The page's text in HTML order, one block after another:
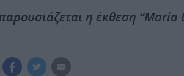
η έκθεση “Μaria